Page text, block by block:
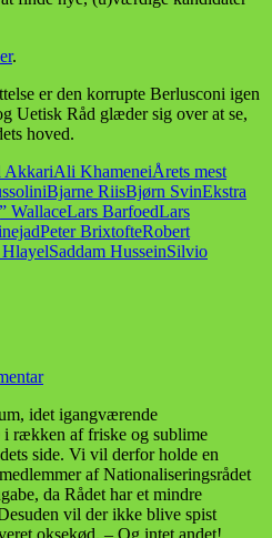
.
er den korrupte Berlusconi igen
Uetisk Råd glæder sig over at se,
hoved.
AkkariAli KhameneiÅrets mest
Bjarne RiisBjørn SvinEkstra
WallaceLars BarfoedLars
Peter BrixtofteRobert
Saddam HusseinSilvio
idet igangværende
i rækken af friske og sublime
side. Vi vil derfor holde en
af Nationaliseringsrådet
da Rådet har et mindre
vil der ikke blive spist